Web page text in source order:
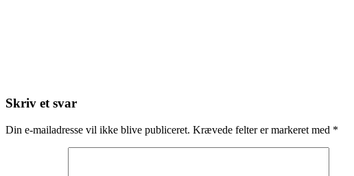
Skriv et svar
Din e-mailadresse vil ikke blive publiceret. Krævede felter er markeret med *